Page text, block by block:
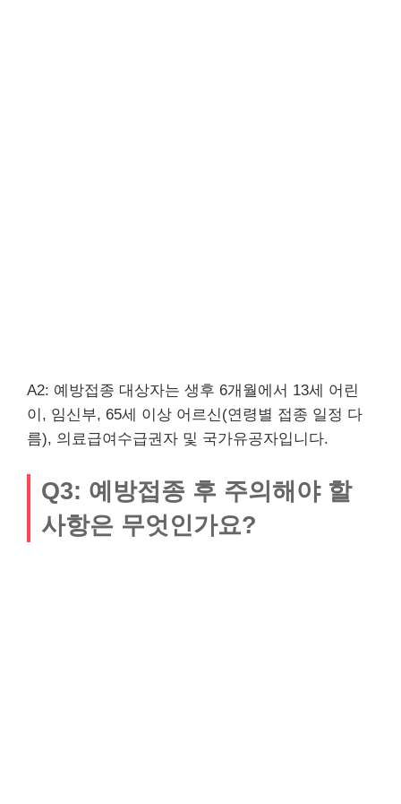
A2: 예방접종 대상자는 생후 6개월에서 13세 어린
이, 임신부, 65세 이상 어르신(연령별 접종 일정 다
름), 의료급여수급권자 및 국가유공자입니다.
Q3: 예방접종 후 주의해야 할
사항은 무엇인가요?